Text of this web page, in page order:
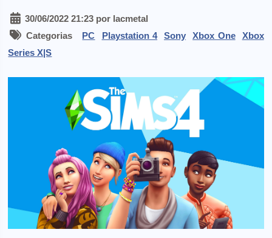
30/06/2022 21:23 por lacmetal
Categorias PC Playstation 4 Sony Xbox One
Xbox
Series X|S